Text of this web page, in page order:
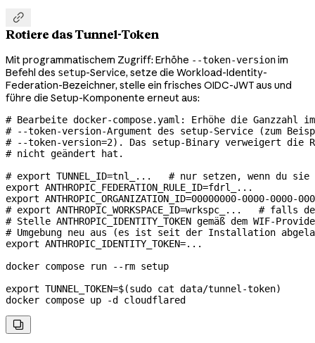

Rotiere das Tunnel-Token
Mit programmatischem Zugriff: Erhöhe --token-versionim
Befehl des setup-Service, setze die Workload-Identity-
Federation-Bezeichner, stelle ein frisches OIDC-JWT aus und
führe die Setup-Komponente erneut aus:
# Bearbeite docker-compose.yaml: Erhöhe die Ganzzahl im
# --token-version-Argument des setup-Service (zum
# --token-version=2). Das setup-Binary verweigert die
# nicht geändert hat.
# export TUNNEL_ID=tnl_...   # nur setzen, wenn du
export ANTHROPIC_FEDERATION_RULE_ID=fdrl_
...
export ANTHROPIC_ORGANIZATION_ID=00000000-0000-0000-
# export ANTHROPIC_WORKSPACE_ID=wrkspc_...   # falls
# Stelle ANTHROPIC_IDENTITY_TOKEN gemäß dem WIF-
# Umgebung neu aus (es ist seit der Installation
export ANTHROPIC_IDENTITY_TOKEN=...
docker compose run --rm setup
export TUNNEL_TOKEN=$(sudo cat data/tunnel-token)
docker compose up -d cloudflared
